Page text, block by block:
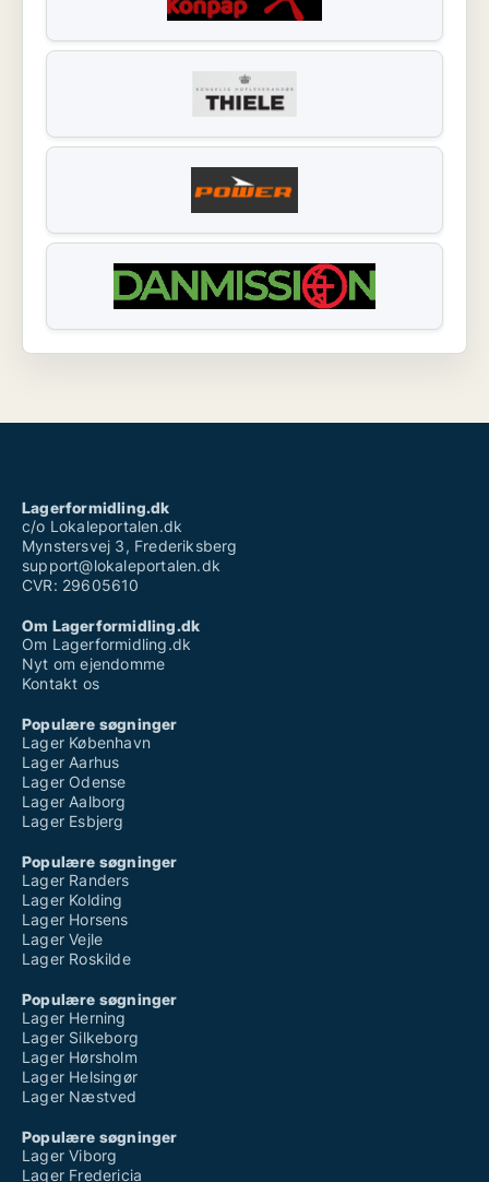
Lagerformidling.dk
c/o Lokaleportalen.dk
Mynstersvej 3, Frederiksberg
support@lokaleportalen.dk
CVR: 29605610
Om Lagerformidling.dk
Om Lagerformidling.dk
Nyt om ejendomme
Kontakt os
Populære søgninger
Lager København
Lager Aarhus
Lager Odense
Lager Aalborg
Lager Esbjerg
Populære søgninger
Lager Randers
Lager Kolding
Lager Horsens
Lager Vejle
Lager Roskilde
Populære søgninger
Lager Herning
Lager Silkeborg
Lager Hørsholm
Lager Helsingør
Lager Næstved
Populære søgninger
Lager Viborg
Lager Fredericia